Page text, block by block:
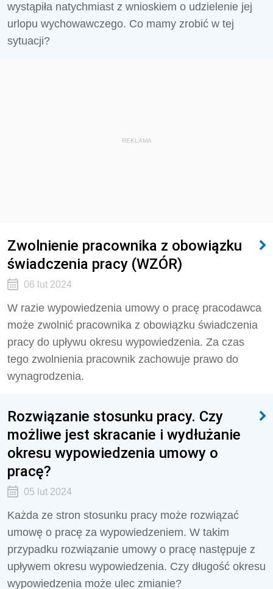
wystąpiła natychmiast z wnioskiem o udzielenie jej
urlopu wychowawczego. Co mamy zrobić w tej
sytuacji?
REKLAMA
Zwolnienie pracownika z obowiązku
świadczenia pracy (WZÓR)
06 lut 2024
W razie wypowiedzenia umowy o pracę pracodawca
może zwolnić pracownika z obowiązku świadczenia
pracy do upływu okresu wypowiedzenia. Za czas
tego zwolnienia pracownik zachowuje prawo do
wynagrodzenia.
Rozwiązanie stosunku pracy. Czy
możliwe jest skracanie i wydłużanie
okresu wypowiedzenia umowy o
pracę?
05 lut 2024
Każda ze stron stosunku pracy może rozwiązać
umowę o pracę za wypowiedzeniem. W takim
przypadku rozwiązanie umowy o pracę następuje z
upływem okresu wypowiedzenia. Czy długość okresu
wypowiedzenia może ulec zmianie?